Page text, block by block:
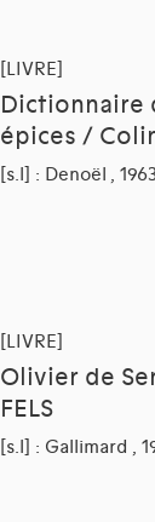
[LIVRE]
Dictionnaire
épices /
[s.l] : Denoël ,
[LIVRE]
Olivier de
FELS
[s.l] : Gallimard ,